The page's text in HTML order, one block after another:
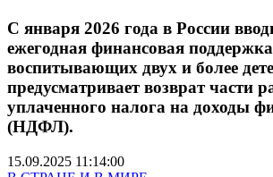
С января 2026 года в России
ежегодная финансовая
воспитывающих двух и более
предусматривает возврат части
уплаченного налога на доходы
(НДФЛ).
15.09.2025 11:14:00